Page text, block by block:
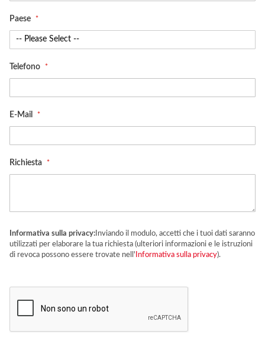
Paese
Telefono
E-Mail
Richiesta
Informativa sulla privacy: Inviando il modulo, accetti che i tuoi dati saranno
utilizzati per elaborare la tua richiesta (ulteriori informazioni e le istruzioni
di revoca possono essere trovate nell' Informativa sulla privacy).